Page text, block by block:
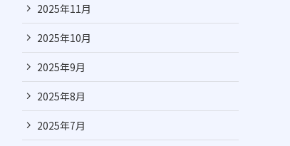
2025年11月
2025年10月
2025年9月
2025年8月
2025年7月